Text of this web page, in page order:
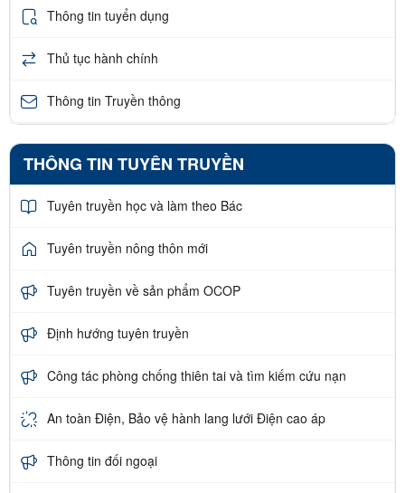
Thông tin tuyển dụng
Thủ tục hành chính
Thông tin Truyền thông
THÔNG TIN TUYÊN TRUYỀN
Tuyên truyền học và làm theo Bác
Tuyên truyền nông thôn mới
Tuyên truyền về sản phẩm OCOP
Định hướng tuyên truyền
Công tác phòng chống thiên tai và tìm kiếm cứu nạn
An toàn Điện, Bảo vệ hành lang lưới Điện cao áp
Thông tin đối ngoại